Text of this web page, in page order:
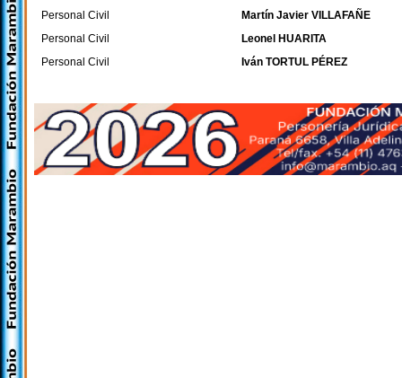
Personal Civil
Martín Javier VILLAFAÑE
Personal Civil
Leonel HUARITA
Personal Civil
Iván TORTUL PÉREZ